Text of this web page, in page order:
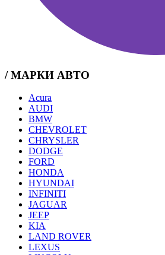
/ МАРКИ АВТО
Acura
AUDI
BMW
CHEVROLET
CHRYSLER
DODGE
FORD
HONDA
HYUNDAI
INFINITI
JAGUAR
JEEP
KIA
LAND ROVER
LEXUS